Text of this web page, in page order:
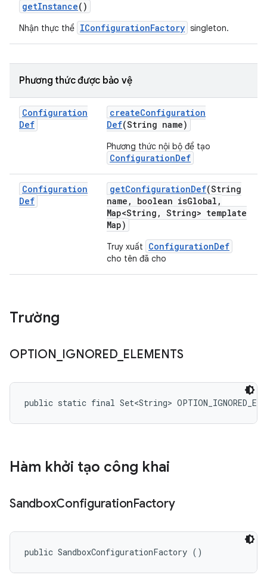
getInstance()
Nhận thực thể IConfigurationFactory singleton.
Phương thức được bảo vệ
Configuration
Def
createConfiguration
Def(String name)
Phương thức nội bộ để tạo
ConfigurationDef
Configuration
Def
getConfigurationDef(String
name , boolean isGlobal ,
Map<String , String> template
Map)
Truy xuất ConfigurationDef
cho tên đã cho
Trường
OPTION IGNORED_ ELEMENTS
public static final Set<String>
Hàm khởi tạo công khai
SandboxConfigurationFactory
public SandboxConfigurationFactory ()